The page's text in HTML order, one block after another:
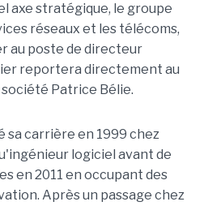
axe stratégique, le groupe
réseaux et les télécoms,
au poste de directeur
reportera directement au
Patrice Bélie.
sa carrière en 1999 chez
logiciel avant de
en 2011 en occupant des
Après un passage chez